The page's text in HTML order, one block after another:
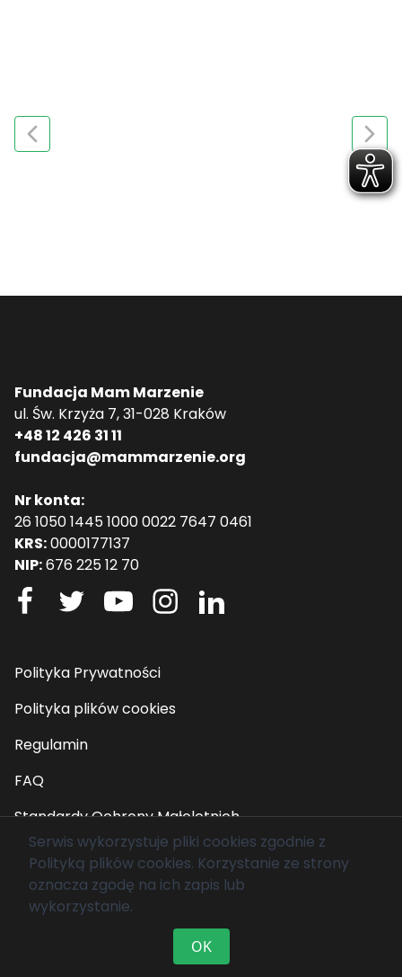
Fundacja Mam Marzenie
ul. Św. Krzyża 7, 31-028 Kraków
+48 12 426 31 11
fundacja@mammarzenie.org
Nr konta:
26 1050 1445 1000 0022 7647 0461
KRS:0000177137
NIP:676 225 12 70
Polityka Prywatności
Polityka plików cookies
Regulamin
FAQ
Standardy Ochrony Małoletnich
© 2026 Fundacja Mam Marzenie. Wszelkie prawa
zastrzeżone.
Serwis wykorzystuje pliki cookies zgodnie z
Polityką plików cookies. Korzystanie ze strony
oznacza zgodę na ich zapis lub
wykorzystanie.
OK